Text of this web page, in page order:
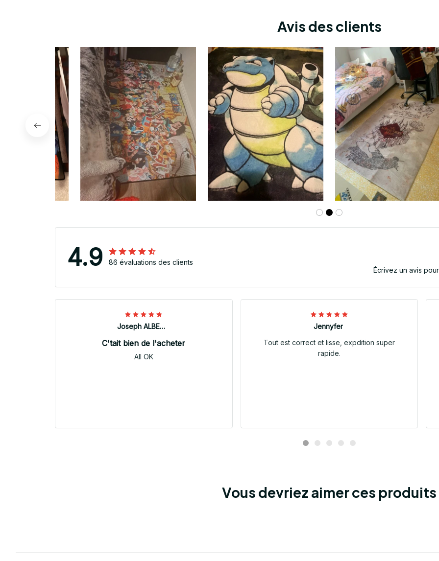
Avis des clients
4.9
86 évaluations des clients
Écrivez un avis
Joseph ALBERTINI
C'tait bien de l'acheter
All OK
Jennyfer
Tout est correct et lisse, expdition super
rapide.
Vous devriez aimer ces produits